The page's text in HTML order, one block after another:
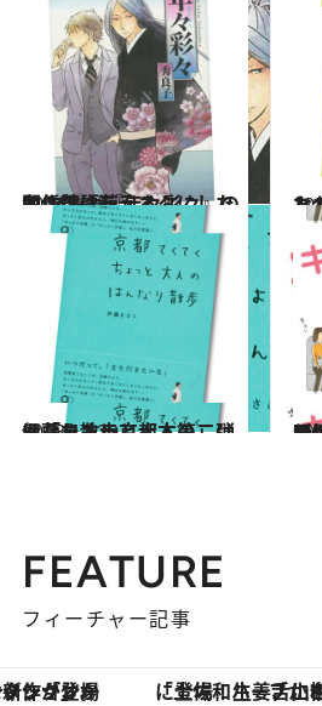
2014.3.2
名作落語を元ネタにしたBLマンガ『年々彩々』の関係性に萌える
カルチャー しつこい肩こりに悩む
カ
2013.11.20
伊藤まさこ京都本第二弾は「ちょっと大人の」はんなり散歩
カルチャー 男性に「キュ
カ
FEATURE
フィーチャー記事
「土佐和ハーブかき氷」がOMO7高知に登場！生姜、山椒、大葉な